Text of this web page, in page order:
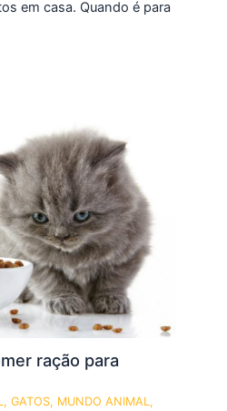
em casa. Quando é para
ração para
,GATOS, MUNDO ANIMAL ,